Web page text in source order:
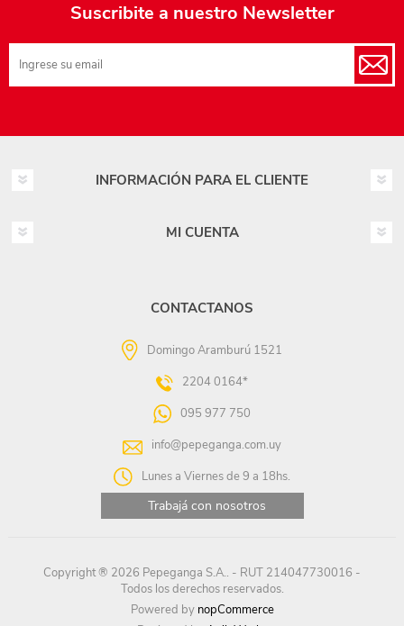
Suscribite a nuestro Newsletter
INFORMACIÓN PARA EL CLIENTE
MI CUENTA
CONTACTANOS
Domingo Aramburú 1521
2204 0164*
095 977 750
info@pepeganga.com.uy
Lunes a Viernes de 9 a 18hs.
Trabajá con nosotros
Copyright ® 2026 Pepeganga S.A.. - RUT 214047730016 -
Todos los derechos reservados.
Powered by nopCommerce